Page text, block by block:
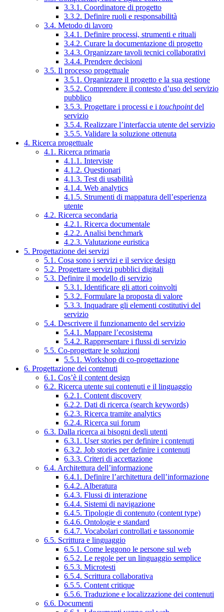
3.3.1. Coordinatore di progetto
3.3.2. Definire ruoli e responsabilità
3.4. Metodo di lavoro
3.4.1. Definire processi, strumenti e rituali
3.4.2. Curare la documentazione di progetto
3.4.3. Organizzare tavoli tecnici collaborativi
3.4.4. Prendere decisioni
3.5. Il processo progettuale
3.5.1. Organizzare il progetto e la sua gestione
3.5.2. Comprendere il contesto d’uso del servizio
pubblico
3.5.3. Progettare i processi e i touchpointdel
servizio
3.5.4. Realizzare l’interfaccia utente del servizio
3.5.5. Validare la soluzione ottenuta
4. Ricerca progettuale
4.1. Ricerca primaria
4.1.1. Interviste
4.1.2. Questionari
4.1.3. Test di usabilità
4.1.4. Web analytics
4.1.5. Strumenti di mappatura dell’esperienza
utente
4.2. Ricerca secondaria
4.2.1. Ricerca documentale
4.2.2. Analisi benchmark
4.2.3. Valutazione euristica
5. Progettazione dei servizi
5.1. Cosa sono i servizi e il service design
5.2. Progettare servizi pubblici digitali
5.3. Definire il modello di servizio
5.3.1. Identificare gli attori coinvolti
5.3.2. Formulare la proposta di valore
5.3.3. Inquadrare gli elementi costitutivi del
servizio
5.4. Descrivere il funzionamento del servizio
5.4.1. Mappare l’ecosistema
5.4.2. Rappresentare i flussi di servizio
5.5. Co-progettare le soluzioni
5.5.1. Workshop di co-progettazione
6. Progettazione dei contenuti
6.1. Cos’è il content design
6.2. Ricerca utente sui contenuti e il linguaggio
6.2.1. Content discovery
6.2.2. Dati di ricerca (search keywords)
6.2.3. Ricerca tramite analytics
6.2.4. Ricerca sui forum
6.3. Dalla ricerca ai bisogni degli utenti
6.3.1. User stories per definire i contenuti
6.3.2. Job stories per definire i contenuti
6.3.3. Criteri di accettazione
6.4. Architettura dell’informazione
6.4.1. Definire l’architettura dell’informazione
6.4.2. Alberatura
6.4.3. Flussi di interazione
6.4.4. Sistemi di navigazione
6.4.5. Tipologie di contenuto (content type)
6.4.6. Ontologie e standard
6.4.7. Vocabolari controllati e tassonomie
6.5. Scrittura e linguaggio
6.5.1. Come leggono le persone sul web
6.5.2. Le regole per un linguaggio semplice
6.5.3. Microtesti
6.5.4. Scrittura collaborativa
6.5.5. Content critique
6.5.6. Traduzione e localizzazione dei contenuti
6.6. Documenti